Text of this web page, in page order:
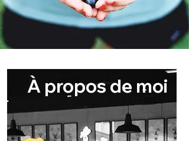
À propos de moi